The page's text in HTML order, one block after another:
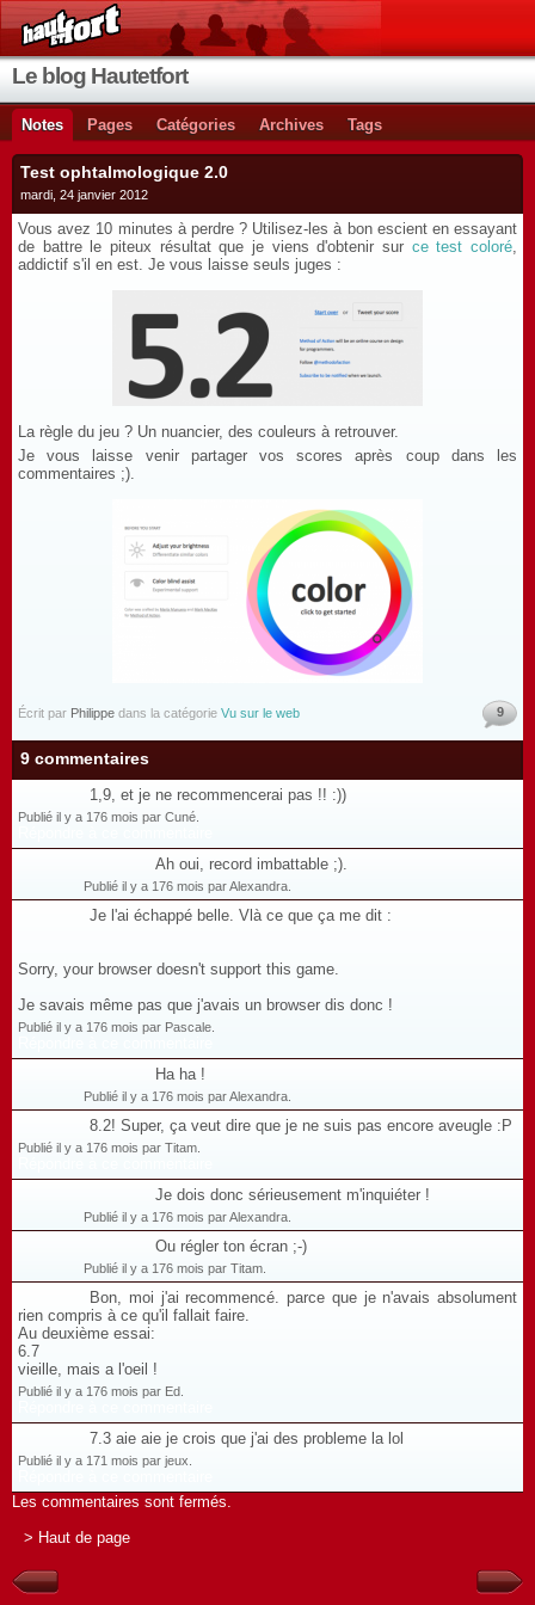
Le blog Hautetfort
Notes Pages Catégories Archives Tags
Test ophtalmologique 2.0
mardi, 24 janvier 2012
Vous avez 10 minutes à perdre ? Utilisez-les à bon escient en essayant
de battre le piteux résultat que je viens d'obtenir sur ce test coloré,
addictif s'il en est. Je vous laisse seuls juges :
La règle du jeu ? Un nuancier, des couleurs à retrouver.
Je vous laisse venir partager vos scores après coup dans les
commentaires ;).
Écrit par Philippe dans la catégorie Vu sur le web 9
9 commentaires
1,9, et je ne recommencerai pas !! :))
Publié il y a 176 mois par Cuné.
Ah oui, record imbattable ;).
Publié il y a 176 mois par Alexandra.
Je l'ai échappé belle. Vlà ce que ça me dit :
Sorry, your browser doesn't support this game.
Je savais même pas que j'avais un browser dis donc !
Publié il y a 176 mois par Pascale.
Ha ha !
Publié il y a 176 mois par Alexandra.
8.2! Super, ça veut dire que je ne suis pas encore aveugle :P
Publié il y a 176 mois par Titam.
Je dois donc sérieusement m'inquiéter !
Publié il y a 176 mois par Alexandra.
Ou régler ton écran ;-)
Publié il y a 176 mois par Titam.
Bon, moi j'ai recommencé. parce que je n'avais absolument
rien compris à ce qu'il fallait faire.
Au deuxième essai:
6.7
vieille, mais a l'oeil !
Publié il y a 176 mois par Ed.
7.3 aie aie je crois que j'ai des probleme la lol
Publié il y a 171 mois par jeux.
Les commentaires sont fermés.
> Haut de page